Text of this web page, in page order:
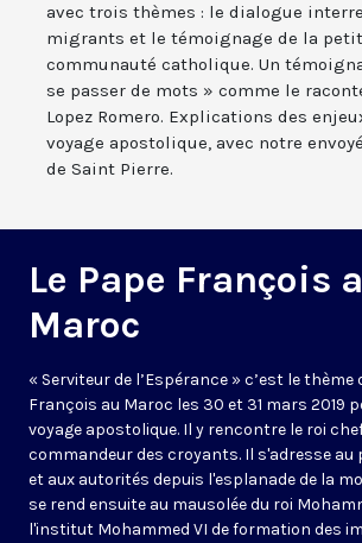
avec trois thèmes : le dialogue
migrants et le témoignage de la
communauté catholique. Un
se passer de mots » comme le
Lopez Romero. Explications des
voyage apostolique, avec notre
de Saint Pierre.
Le Pape François
Maroc
« Serviteur de l’Espérance » c’est le thème
François au Maroc les 30 et 31 mars 2019
voyage apostolique. Il y rencontre le roi
commandeur des croyants. Il s'adresse au
et aux autorités depuis l'esplanade de la
se rend ensuite au mausolée du roi
l'institut Mohammed VI de formation des